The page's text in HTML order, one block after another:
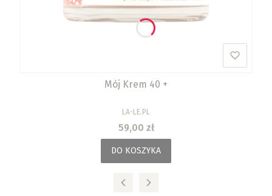
Mój Krem 40 +
PRODUCENT
LA-LE.PL
Cena
59,00 zł
DO KOSZYKA